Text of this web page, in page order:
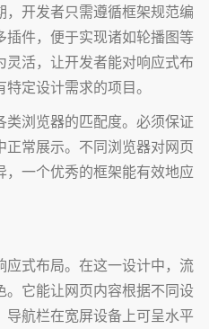
开发者只需遵循框架规范编
件，便于实现诸如轮播图等
活，让开发者能对响应式布
定设计需求的项目。
浏览器的匹配度。必须保证
常展示。不同浏览器对网页
一个优秀的框架能有效地应
式布局。在这一设计中，流
它能让网页内容根据不同设
航栏在宽屏设备上可呈水平